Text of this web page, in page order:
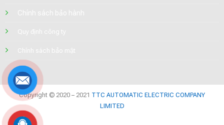
Chính sách bảo hành
Quy định công ty
Chính sách bảo mật
Copyright © 2020 – 2021 TTC AUTOMATIC ELECTRIC COMPANY
LIMITED